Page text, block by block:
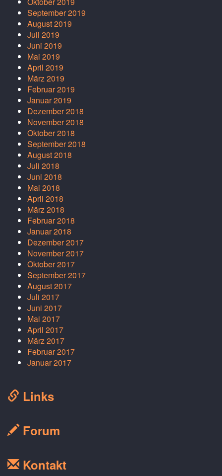
September 2019
August 2019
Juli 2019
Juni 2019
Mai 2019
April 2019
März 2019
Februar 2019
Januar 2019
Dezember 2018
November 2018
Oktober 2018
September 2018
August 2018
Juli 2018
Juni 2018
Mai 2018
April 2018
März 2018
Februar 2018
Januar 2018
Dezember 2017
November 2017
Oktober 2017
September 2017
August 2017
Juli 2017
Juni 2017
Mai 2017
April 2017
März 2017
Februar 2017
Januar 2017
Links
Forum
Kontakt